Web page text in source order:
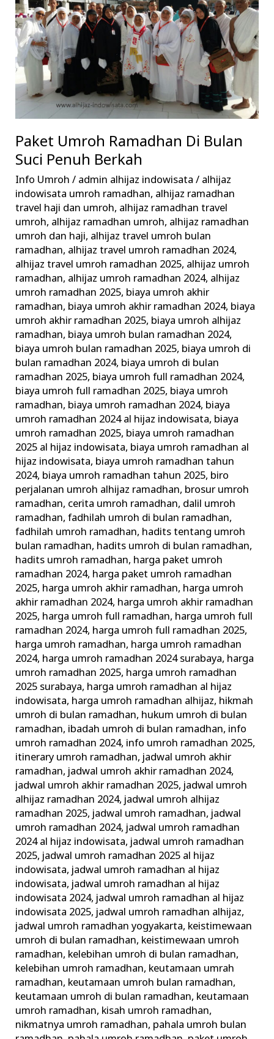
Paket Umroh Ramadhan Di Bulan
Suci Penuh Berkah
Info Umroh / admin alhijaz indowisata/ alhijaz
indowisata umroh ramadhan, alhijaz ramadhan
travel haji dan umroh, alhijaz ramadhan travel
umroh, alhijaz ramadhan umroh, alhijaz ramadhan
umroh dan haji, alhijaz travel umroh bulan
ramadhan, alhijaz travel umroh ramadhan 2024,
alhijaz travel umroh ramadhan 2025, alhijaz umroh
ramadhan, alhijaz umroh ramadhan 2024, alhijaz
umroh ramadhan 2025, biaya umroh akhir
ramadhan, biaya umroh akhir ramadhan 2024, biaya
umroh akhir ramadhan 2025, biaya umroh alhijaz
ramadhan, biaya umroh bulan ramadhan 2024,
biaya umroh bulan ramadhan 2025, biaya umroh di
bulan ramadhan 2024, biaya umroh di bulan
ramadhan 2025, biaya umroh full ramadhan 2024,
biaya umroh full ramadhan 2025, biaya umroh
ramadhan, biaya umroh ramadhan 2024, biaya
umroh ramadhan 2024 al hijaz indowisata, biaya
umroh ramadhan 2025, biaya umroh ramadhan
2025 al hijaz indowisata, biaya umroh ramadhan al
hijaz indowisata, biaya umroh ramadhan tahun
2024, biaya umroh ramadhan tahun 2025, biro
perjalanan umroh alhijaz ramadhan, brosur umroh
ramadhan, cerita umroh ramadhan, dalil umroh
ramadhan,fadhilah umroh di bulan ramadhan,
fadhilah umroh ramadhan, hadits tentang umroh
bulan ramadhan, hadits umroh di bulan ramadhan,
hadits umroh ramadhan, harga paket umroh
ramadhan 2024, harga paket umroh ramadhan
2025, harga umroh akhir ramadhan, harga umroh
akhir ramadhan 2024, harga umroh akhir ramadhan
2025, harga umroh full ramadhan, harga umroh full
ramadhan 2024, harga umroh full ramadhan 2025,
harga umroh ramadhan, harga umroh ramadhan
2024, harga umroh ramadhan 2024 surabaya, harga
umroh ramadhan 2025, harga umroh ramadhan
2025 surabaya, harga umroh ramadhan al hijaz
indowisata, harga umroh ramadhan alhijaz, hikmah
umroh di bulan ramadhan, hukum umroh di bulan
ramadhan, ibadah umroh di bulan ramadhan, info
umroh ramadhan 2024, info umroh ramadhan 2025,
itinerary umroh ramadhan, jadwal umroh akhir
ramadhan, jadwal umroh akhir ramadhan 2024,
jadwal umroh akhir ramadhan 2025, jadwal umroh
alhijaz ramadhan 2024, jadwal umroh alhijaz
ramadhan 2025, jadwal umroh ramadhan, jadwal
umroh ramadhan 2024, jadwal umroh ramadhan
2024 al hijaz indowisata, jadwal umroh ramadhan
2025, jadwal umroh ramadhan 2025 al hijaz
indowisata, jadwal umroh ramadhan al hijaz
indowisata, jadwal umroh ramadhan al hijaz
indowisata 2024, jadwal umroh ramadhan al hijaz
indowisata 2025, jadwal umroh ramadhan alhijaz,
jadwal umroh ramadhan yogyakarta, keistimewaan
umroh di bulan ramadhan, keistimewaan umroh
ramadhan, kelebihan umroh di bulan ramadhan,
kelebihan umroh ramadhan, keutamaan umrah
ramadhan, keutamaan umroh bulan ramadhan,
keutamaan umroh di bulan ramadhan, keutamaan
umroh ramadhan, kisah umroh ramadhan,
nikmatnya umroh ramadhan, pahala umroh bulan
Bulan
Suci
Penuh
Berkah